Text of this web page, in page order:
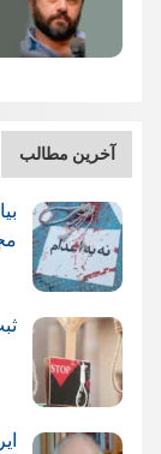
آخرین مطالب
ثبت ۷۱ اعدام